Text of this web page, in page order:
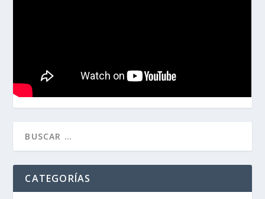
CATEGORÍAS